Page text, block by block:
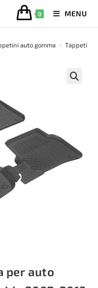
0 MENU
auto gomma > Tappetino
per auto